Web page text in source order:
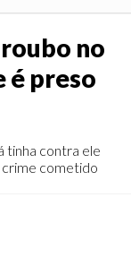
no
é preso
tinha contra ele
cometido